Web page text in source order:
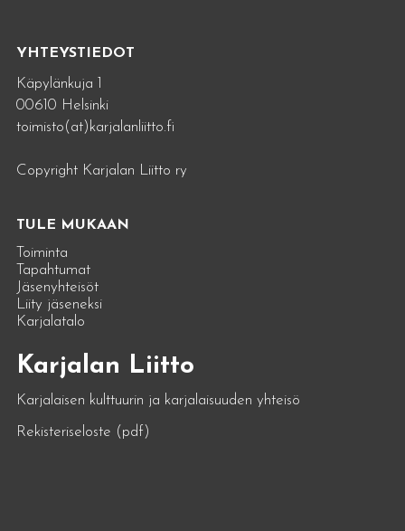
YHTEYSTIEDOT
Käpylänkuja 1
00610 Helsinki
toimisto(at)karjalanliitto.fi
Copyright Karjalan Liitto ry
TULE MUKAAN
Toiminta
Tapahtumat
Jäsenyhteisöt
Liity jäseneksi
Karjalatalo
Karjalan Liitto
Karjalaisen kulttuurin ja karjalaisuuden yhteisö
Rekisteriseloste (pdf)